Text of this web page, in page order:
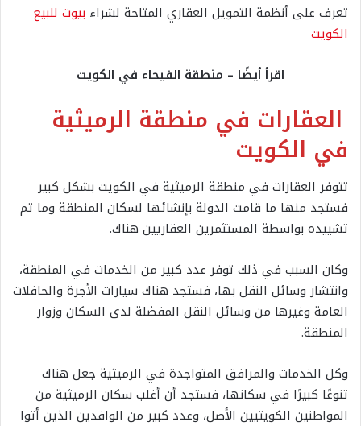
تعرف على أنظمة التمويل العقاري المتاحة لشراء بيوت للبيع
الكويت
اقرأ أيضًا – منطقة الفيحاء في الكويت
العقارات في منطقة الرميثية
في الكويت
تتوفر العقارات في منطقة الرميثية في الكويت بشكل كبير
فستجد منها ما قامت الدولة بإنشائها لسكان المنطقة وما تم
تشييده بواسطة المستثمرين العقاريين هناك.
وكان السبب في ذلك توفر عدد كبير من الخدمات في المنطقة،
وانتشار وسائل النقل بها، فستجد هناك سيارات الأجرة والحافلات
العامة وغيرها من وسائل النقل المفضلة لدى السكان وزوار
المنطقة.
وكل الخدمات والمرافق المتواجدة في الرميثية جعل هناك
تنوعًا كبيرًا في سكانها، فستجد أن أغلب سكان الرميثية من
المواطنين الكويتيين الأصل، وعدد كبير من الوافدين الذين أتوا